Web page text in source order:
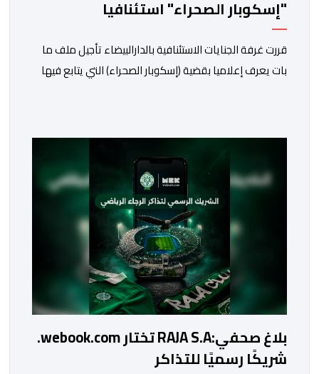
"إسكوبار الصحراء" استئنافيا
قررت غرفة الجنايات الاستئنافية بالدارالبيضاء تأجيل ملف ما
بات يعرف إعلاميا بقضية (إسكوبار الصحراء) التي يتابع فيها
المتابعون في هذه القضية، وعلى رأسهم سعيد الناصري،
الرئيس السابق لنادي الوداد البيضاوي، وعبد النبي بعيوي،
الرئيس السابق لجهة الشرق، […]
بلاغ صحفي:RAJA S.A تختار webook.com.
شريكًا رسميًا للتذاكر